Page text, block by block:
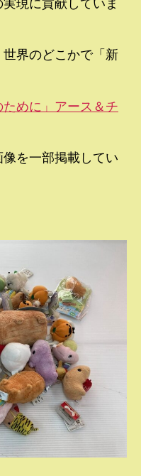
現に貢献していま
界のどこかで「新
めに」アース＆チ
を一部掲載してい